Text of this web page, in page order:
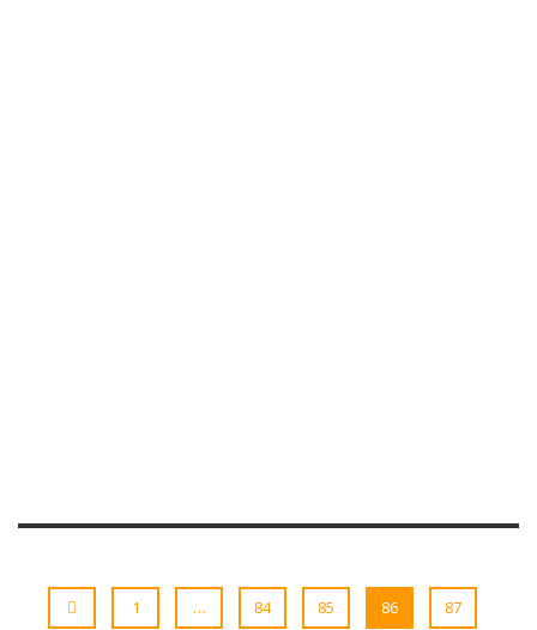
1 … 84 85 86 87